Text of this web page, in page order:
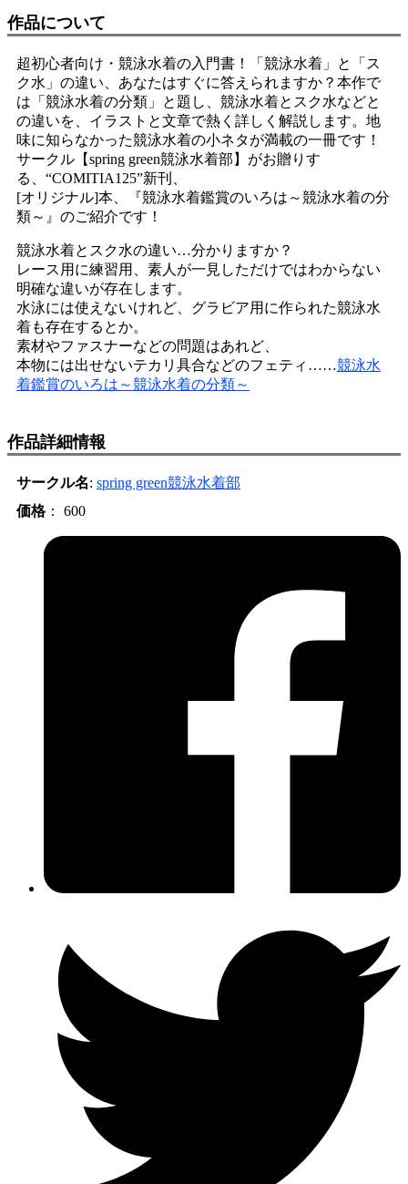
作品について
超初心者向け・競泳水着の入門書！「競泳水着」と「ス
ク水」の違い、あなたはすぐに答えられますか？本作で
は「競泳水着の分類」と題し、競泳水着とスク水などと
の違いを、イラストと文章で熱く詳しく解説します。地
味に知らなかった競泳水着の小ネタが満載の一冊です！
サークル【spring green競泳水着部】がお贈りす
る、“COMITIA125”新刊、
[オリジナル]本、『競泳水着鑑賞のいろは～競泳水着の分
類～』のご紹介です！
競泳水着とスク水の違い…分かりますか？
レース用に練習用、素人が一見しただけではわからない
明確な違いが存在します。
水泳には使えないけれど、グラビア用に作られた競泳水
着も存在するとか。
素材やファスナーなどの問題はあれど、
本物には出せないテカリ具合などのフェティ……競泳水
着鑑賞のいろは～競泳水着の分類～
作品詳細情報
サークル名: spring green競泳水着部
価格： 600